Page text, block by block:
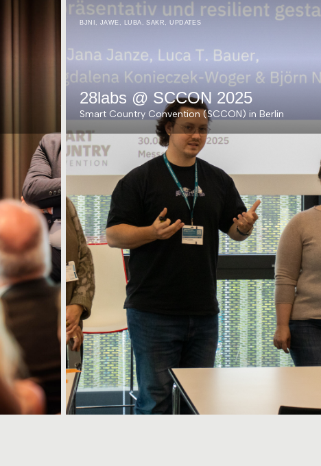
BJNI ,JAWE , LUBA ,SAKR ,UPDATES
28labs @ SCCON 2025
Smart Country Convention (SCCON) in Berlin